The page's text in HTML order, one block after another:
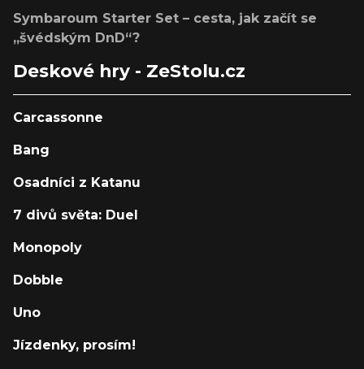
Symbaroum Starter Set – cesta, jak začít se
„švédským DnD“?
Deskové hry - ZeStolu.cz
Carcassonne
Bang
Osadníci z Katanu
7 divů světa: Duel
Monopoly
Dobble
Uno
Jízdenky, prosím!